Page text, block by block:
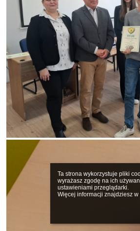
Ta strona wykorzystuje pliki
wyrażasz zgodę na ich
ustawieniami przeglądarki.
Więcej informacji znajdziesz w